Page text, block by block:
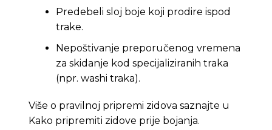
Predebeli sloj boje koji prodire ispod
trake.
Nepoštivanje preporučenog vremena
za skidanje kod specijaliziranih traka
(npr. washi traka).
Više o pravilnoj pripremi zidova saznajte u
Kako pripremiti zidove prije bojanja.